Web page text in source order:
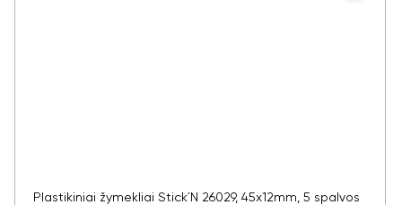
Plastikiniai žymekliai Stick´N 26029, 45x12mm, 5 spalvos